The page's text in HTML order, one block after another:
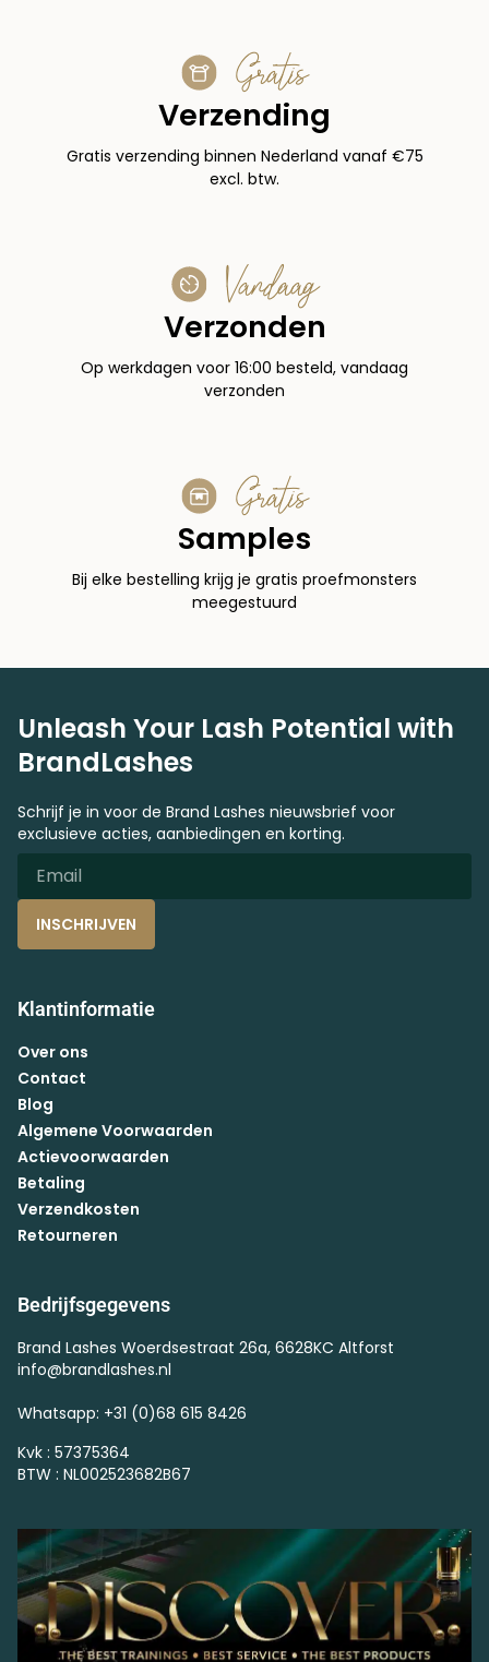
Gratis
Verzending
Gratis verzending binnen Nederland vanaf €75
excl. btw.
Vandaag
Verzonden
Op werkdagen voor 16:00 besteld, vandaag
verzonden
Gratis
Samples
Bij elke bestelling krijg je gratis proefmonsters
meegestuurd
Unleash Your Lash Potential with
BrandLashes
Schrijf je in voor de Brand Lashes nieuwsbrief voor
exclusieve acties, aanbiedingen en korting.
INSCHRIJVEN
Klantinformatie
Over ons
Contact
Blog
Algemene Voorwaarden
Actievoorwaarden
Betaling
Verzendkosten
Retourneren
Bedrijfsgegevens
Brand Lashes Woerdsestraat 26a, 6628KC Altforst
info@brandlashes.nl
Whatsapp: +31 (0)68 615 8426
Kvk : 57375364
BTW : NL002523682B67